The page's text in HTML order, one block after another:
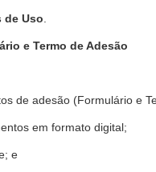
de Uso
e Termo de Adesão
de adesão (Formulário e
em formato digital;
e